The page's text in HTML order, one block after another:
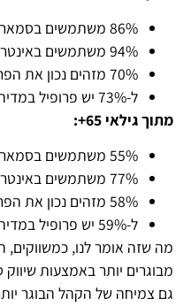
86% משתמשים בסמארטפון
94% משתמשים באינטרנט בבית
70% מזהים נכון את הפרסום בגוגל
ל-73% יש פרופיל במדיה חברתית
מתוך גילאי 65+:
55% משתמשים בסמארטפון
77% משתמשים באינטרנט בבית
58% מזהים נכון את הפרסום בגוגל
ל-59% יש פרופיל במדיה חברתית
מה שזה אומר לנו, כמשווקים,
גם צמיחה של הקהל הבוגר